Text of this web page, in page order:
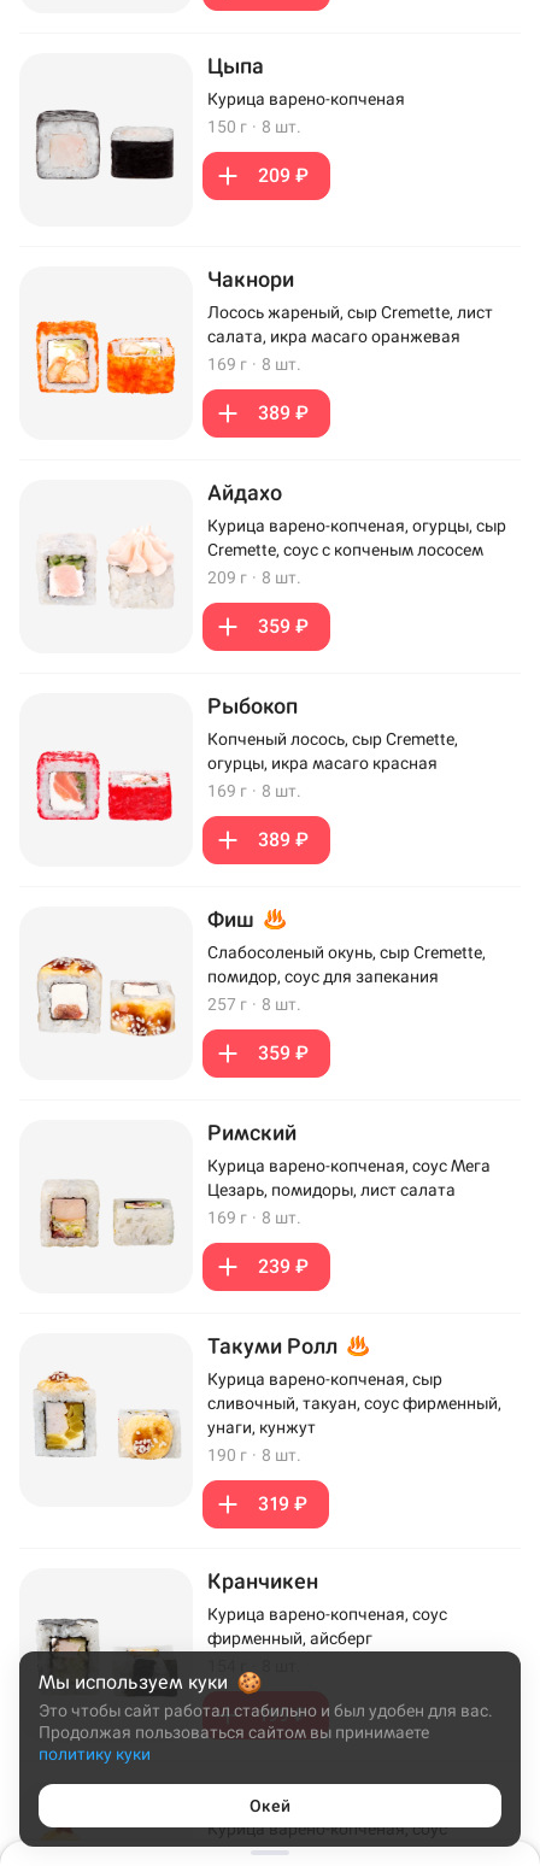
Цыпа
Курица варено-копченая
150 г · 8 шт.
209 ₽
Чакнори
Лосось жареный, сыр Cremette, лист
салата, икра масаго оранжевая
169 г · 8 шт.
389 ₽
Айдахо
Курица варено-копченая, огурцы, сыр
Cremette, соус с копченым лососем
209 г · 8 шт.
359 ₽
Рыбокоп
Копченый лосось, сыр Cremette,
огурцы, икра масаго красная
169 г · 8 шт.
389 ₽
Фиш
Слабосоленый окунь, сыр Cremette,
помидор, соус для запекания
257 г · 8 шт.
359 ₽
Римский
Курица варено-копченая, соус Мега
Цезарь, помидоры, лист салата
169 г · 8 шт.
239 ₽
Такуми Ролл
Курица варено-копченая, сыр
сливочный, такуан, соус фирменный,
унаги, кунжут
190 г · 8 шт.
319 ₽
Кранчикен
Курица варено-копченая, соус
фирменный, айсберг
199 ₽
Микадо Ролл
Курица варено-копченая, соус
фирменный, лист салата, унаги, икра
Мы используем куки
Это чтобы сайт работал стабильно и был удобен для вас.
Продолжая пользоваться сайтом вы принимаете
политику куки
Окей